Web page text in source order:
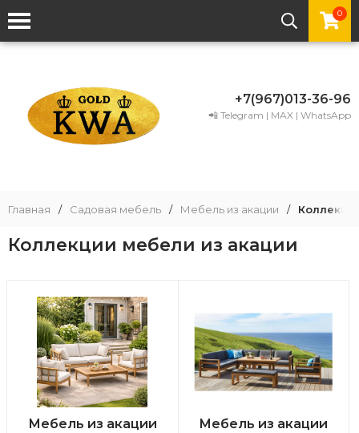
0
+7(967)013-36-96
📲 Telegram | MAX | WhatsApp
Главная / Садовая мебель / Мебель из акации /
Коллекции мебели из акации
Мебель из акации
Мебель из акации